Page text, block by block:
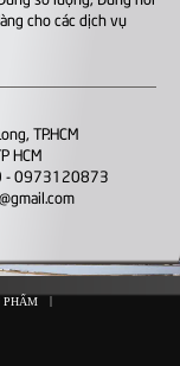
cho các dịch vụ
TP.HCM
HCM
- 0973120873
PHẨM |